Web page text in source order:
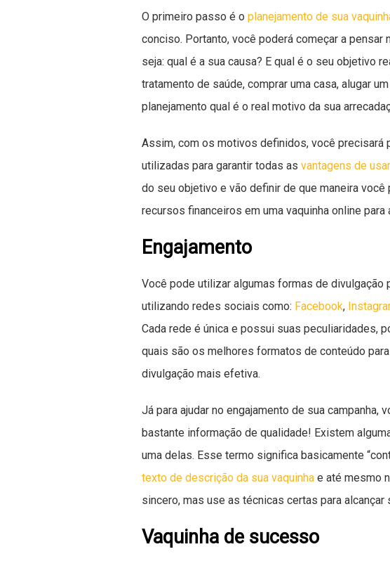
O primeiro passo é o planejamento de sua
conciso. Portanto, você poderá começar a pensar
seja: qual é a sua causa? E qual é o seu objetivo
tratamento de saúde, comprar uma casa, alugar
planejamento qual é o real motivo da sua
Assim, com os motivos definidos, você precisará
utilizadas para garantir todas as vantagens de
do seu objetivo e vão definir de que maneira
recursos financeiros em uma vaquinha online para
Engajamento
Você pode utilizar algumas formas de divulgação
utilizando redes sociais como: Facebook,
Cada rede é única e possui suas peculiaridades,
quais são os melhores formatos de conteúdo
divulgação mais efetiva.
Já para ajudar no engajamento de sua
bastante informação de qualidade! Existem
uma delas. Esse termo significa basicamente
texto de descrição da sua vaquinha e até mesmo
sincero, mas use as técnicas certas para alcançar
Vaquinha de sucesso